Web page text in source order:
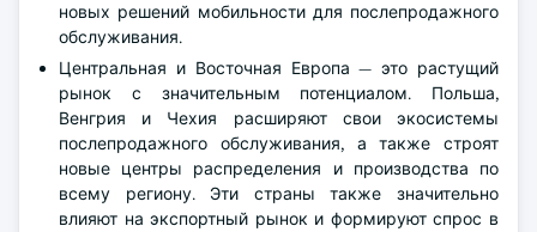
новых решений мобильности для послепродажного
обслуживания.
Центральная и Восточная Европа — это растущий
рынок с значительным потенциалом. Польша,
Венгрия и Чехия расширяют свои экосистемы
послепродажного обслуживания, а также строят
новые центры распределения и производства по
всему региону. Эти страны также значительно
влияют на экспортный рынок и формируют спрос в